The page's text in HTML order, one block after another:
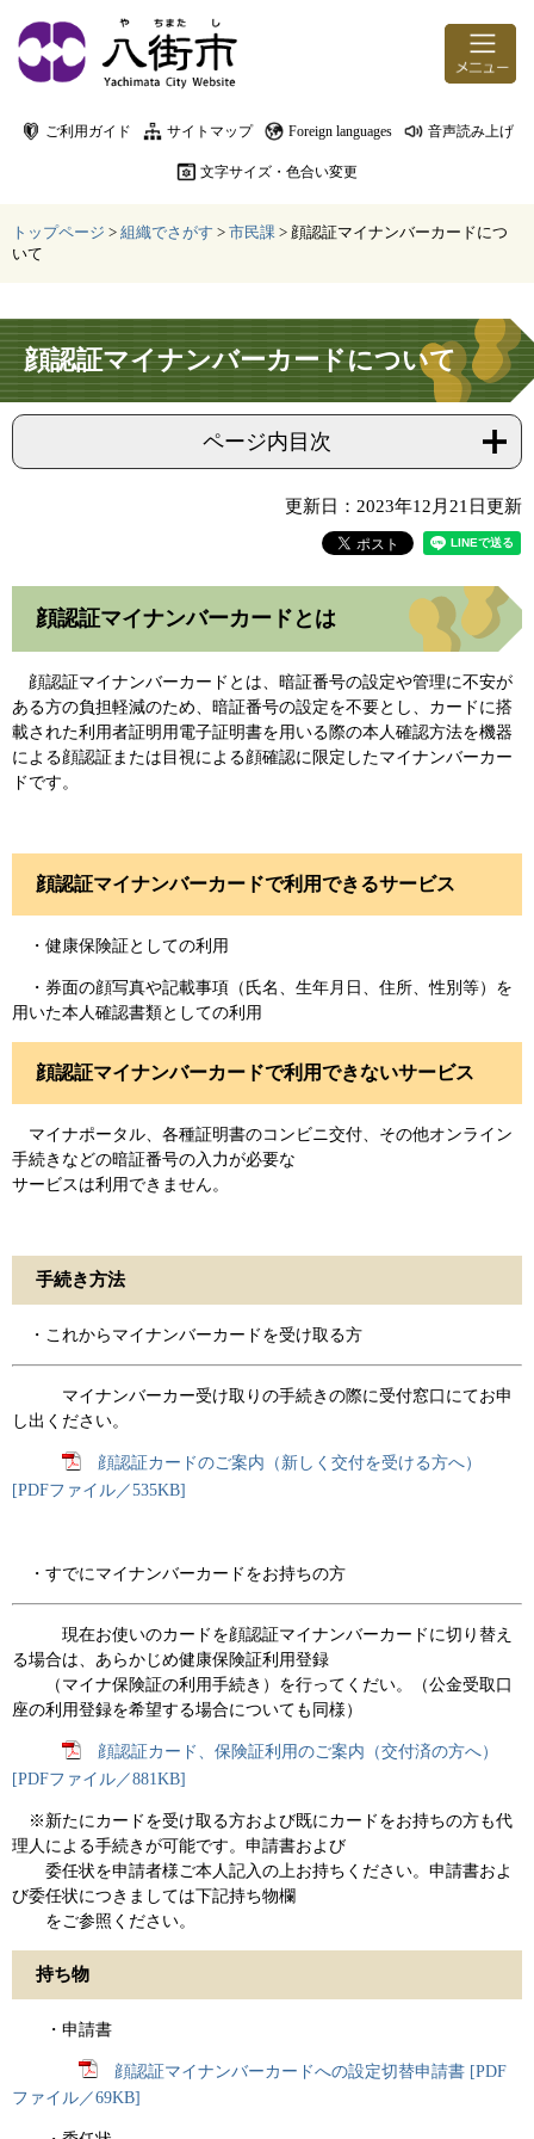
ご利用ガイド サイトマップ Foreign languages 音声読み上げ
文字サイズ・色合い変更
トップページ > 組織でさがす > 市民課 > 顔認証マイナンバーカードにつ
いて
本文
顔認証マイナンバーカードについて
ページ内目次
更新日：2023年12月21日更新
顔認証マイナンバーカードとは
顔認証マイナンバーカードとは、暗証番号の設定や管理に不安が
ある方の負担軽減のため、暗証番号の設定を不要とし、カードに搭
載された利用者証明用電子証明書を用いる際の本人確認方法を機器
による顔認証または目視による顔確認に限定したマイナンバーカー
ドです。
顔認証マイナンバーカードで利用できるサービス
・健康保険証としての利用
・券面の顔写真や記載事項（氏名、生年月日、住所、性別等）を
用いた本人確認書類としての利用
顔認証マイナンバーカードで利用できないサービス
マイナポータル、各種証明書のコンビニ交付、その他オンライン
手続きなどの暗証番号の入力が必要な
サービスは利用できません。
手続き方法
・これからマイナンバーカードを受け取る方
マイナンバーカー受け取りの手続きの際に受付窓口にてお申
し出ください。
顔認証カードのご案内（新しく交付を受ける方へ）
[PDFファイル／535KB]
・すでにマイナンバーカードをお持ちの方
現在お使いのカードを顔認証マイナンバーカードに切り替え
る場合は、あらかじめ健康保険証利用登録
（マイナ保険証の利用手続き）を行ってくだい。（公金受取口
座の利用登録を希望する場合についても同様）
顔認証カード、保険証利用のご案内（交付済の方へ）
[PDFファイル／881KB]
※新たにカードを受け取る方および既にカードをお持ちの方も代
理人による手続きが可能です。申請書および
委任状を申請者様ご本人記入の上お持ちください。申請書およ
び委任状につきましては下記持ち物欄
をご参照ください。
持ち物
・申請書
顔認証マイナンバーカードへの設定切替申請書 [PDF
ファイル／69KB]